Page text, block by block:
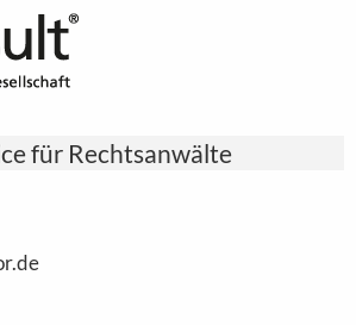
für Rechtsanwälte